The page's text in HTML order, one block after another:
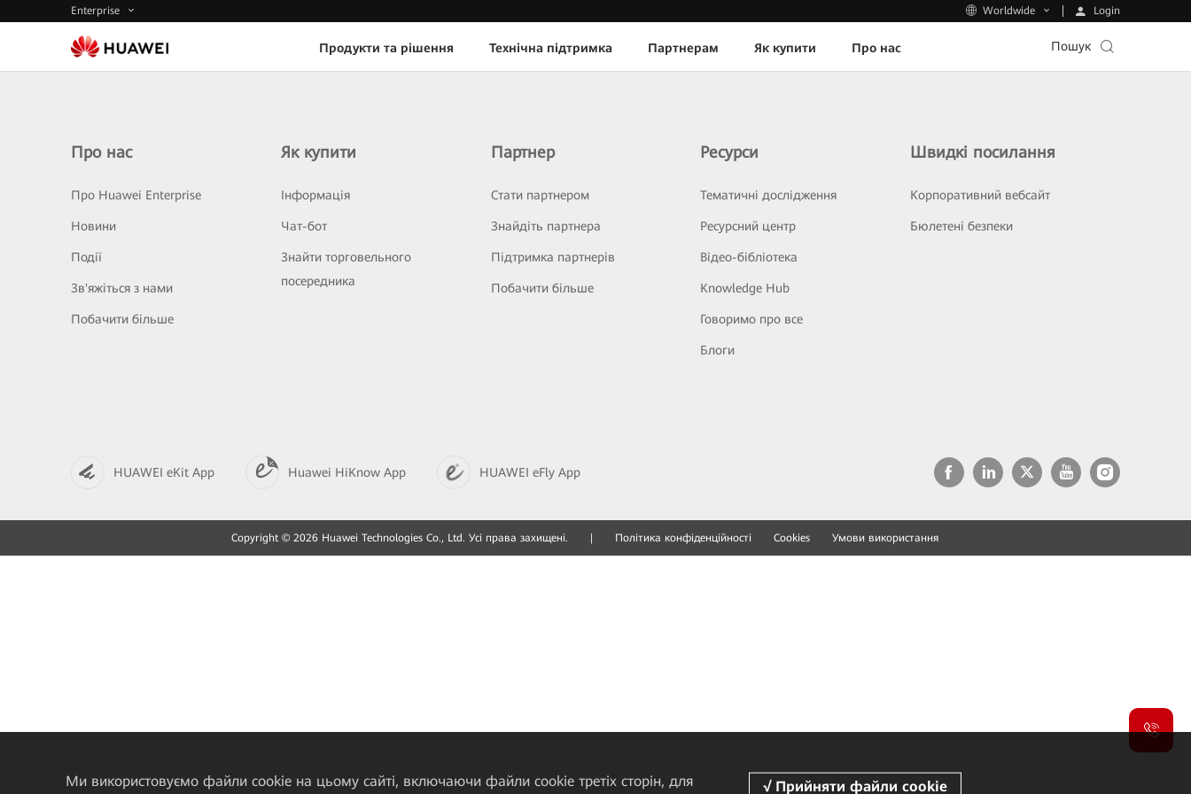
Enterprise Worldwide Login
Продукти та рішення Технічна підтримка Партнерам Як купити Про нас Пошук
Про нас
Про Huawei Enterprise
Новини
Події
Зв'яжіться з нами
Побачити більше
Як купити
Інформація
Чат-бот
Знайти торговельного
посередника
Партнер
Стати партнером
Знайдіть партнера
Підтримка партнерів
Побачити більше
Ресурси
Тематичні дослідження
Ресурсний центр
Відео-бібліотека
Knowledge Hub
Говоримо про все
Блоги
Швидкі посилання
Корпоративний вебсайт
Бюлетені безпеки
HUAWEI eKit App Huawei HiKnow App HUAWEI eFly App
Copyright © 2026 Huawei Technologies Co., Ltd. Усі права захищені. Політика конфіденційності Cookies Умови використання
Ми використовуємо файли cookie на цьому сайті, включаючи файли cookie третіх сторін, для